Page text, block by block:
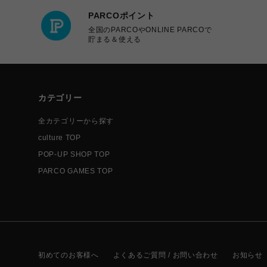
PARCOポイント
全国のPARCOやONLINE PARCOで
貯まる＆使える
カテゴリー
全カテゴリーから探す
culture TOP
POP-UP SHOP TOP
PARCO GAMES TOP
初めてのお客様へ よくあるご質問 / お問い合わせ お知らせ